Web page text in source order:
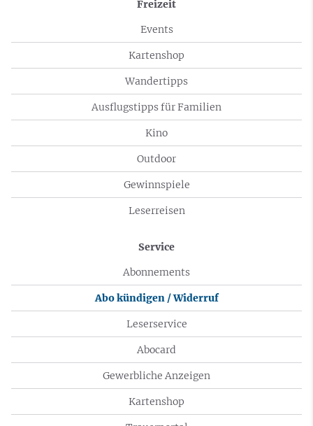
Freizeit
Events
Kartenshop
Wandertipps
Ausflugstipps für Familien
Kino
Outdoor
Gewinnspiele
Leserreisen
Service
Abonnements
Abo kündigen / Widerruf
Leserservice
Abocard
Gewerbliche Anzeigen
Kartenshop